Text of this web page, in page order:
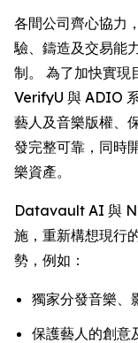
各間公司齊心協力
驗、鑄造及交易能
制。 為了加快實
VerifyU 與 ADIO
藝人及音樂版權、
發完整可靠，同時
樂資產。
Datavault AI 與
施，重新構想現行
勢，例如：
獨家分發音樂、
保護藝人的創意